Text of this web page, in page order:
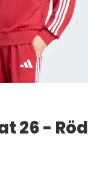
26 - Röd